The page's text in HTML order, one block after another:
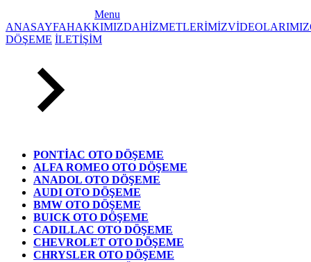
Menu
ANASAYFAHAKKIMIZDAHİZMETLERİMİZVİDEOLARIMIZ
DÖŞEME İLETİŞİM
PONTİAC OTO DÖŞEME
ALFA ROMEO OTO DÖŞEME
ANADOL OTO DÖŞEME
AUDI OTO DÖŞEME
BMW OTO DÖŞEME
BUICK OTO DÖŞEME
CADILLAC OTO DÖŞEME
CHEVROLET OTO DÖŞEME
CHRYSLER OTO DÖŞEME